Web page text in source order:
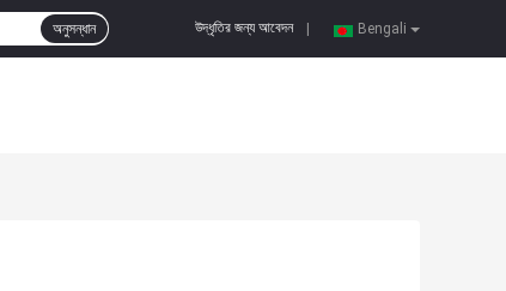
Bengali
উদ্ধৃতির জন্য আবেদন
অনুসন্ধান